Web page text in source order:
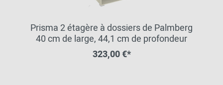
Prisma 2 étagère à dossiers de Palmberg
40 cm de large, 44,1 cm de profondeur
323,00 €*